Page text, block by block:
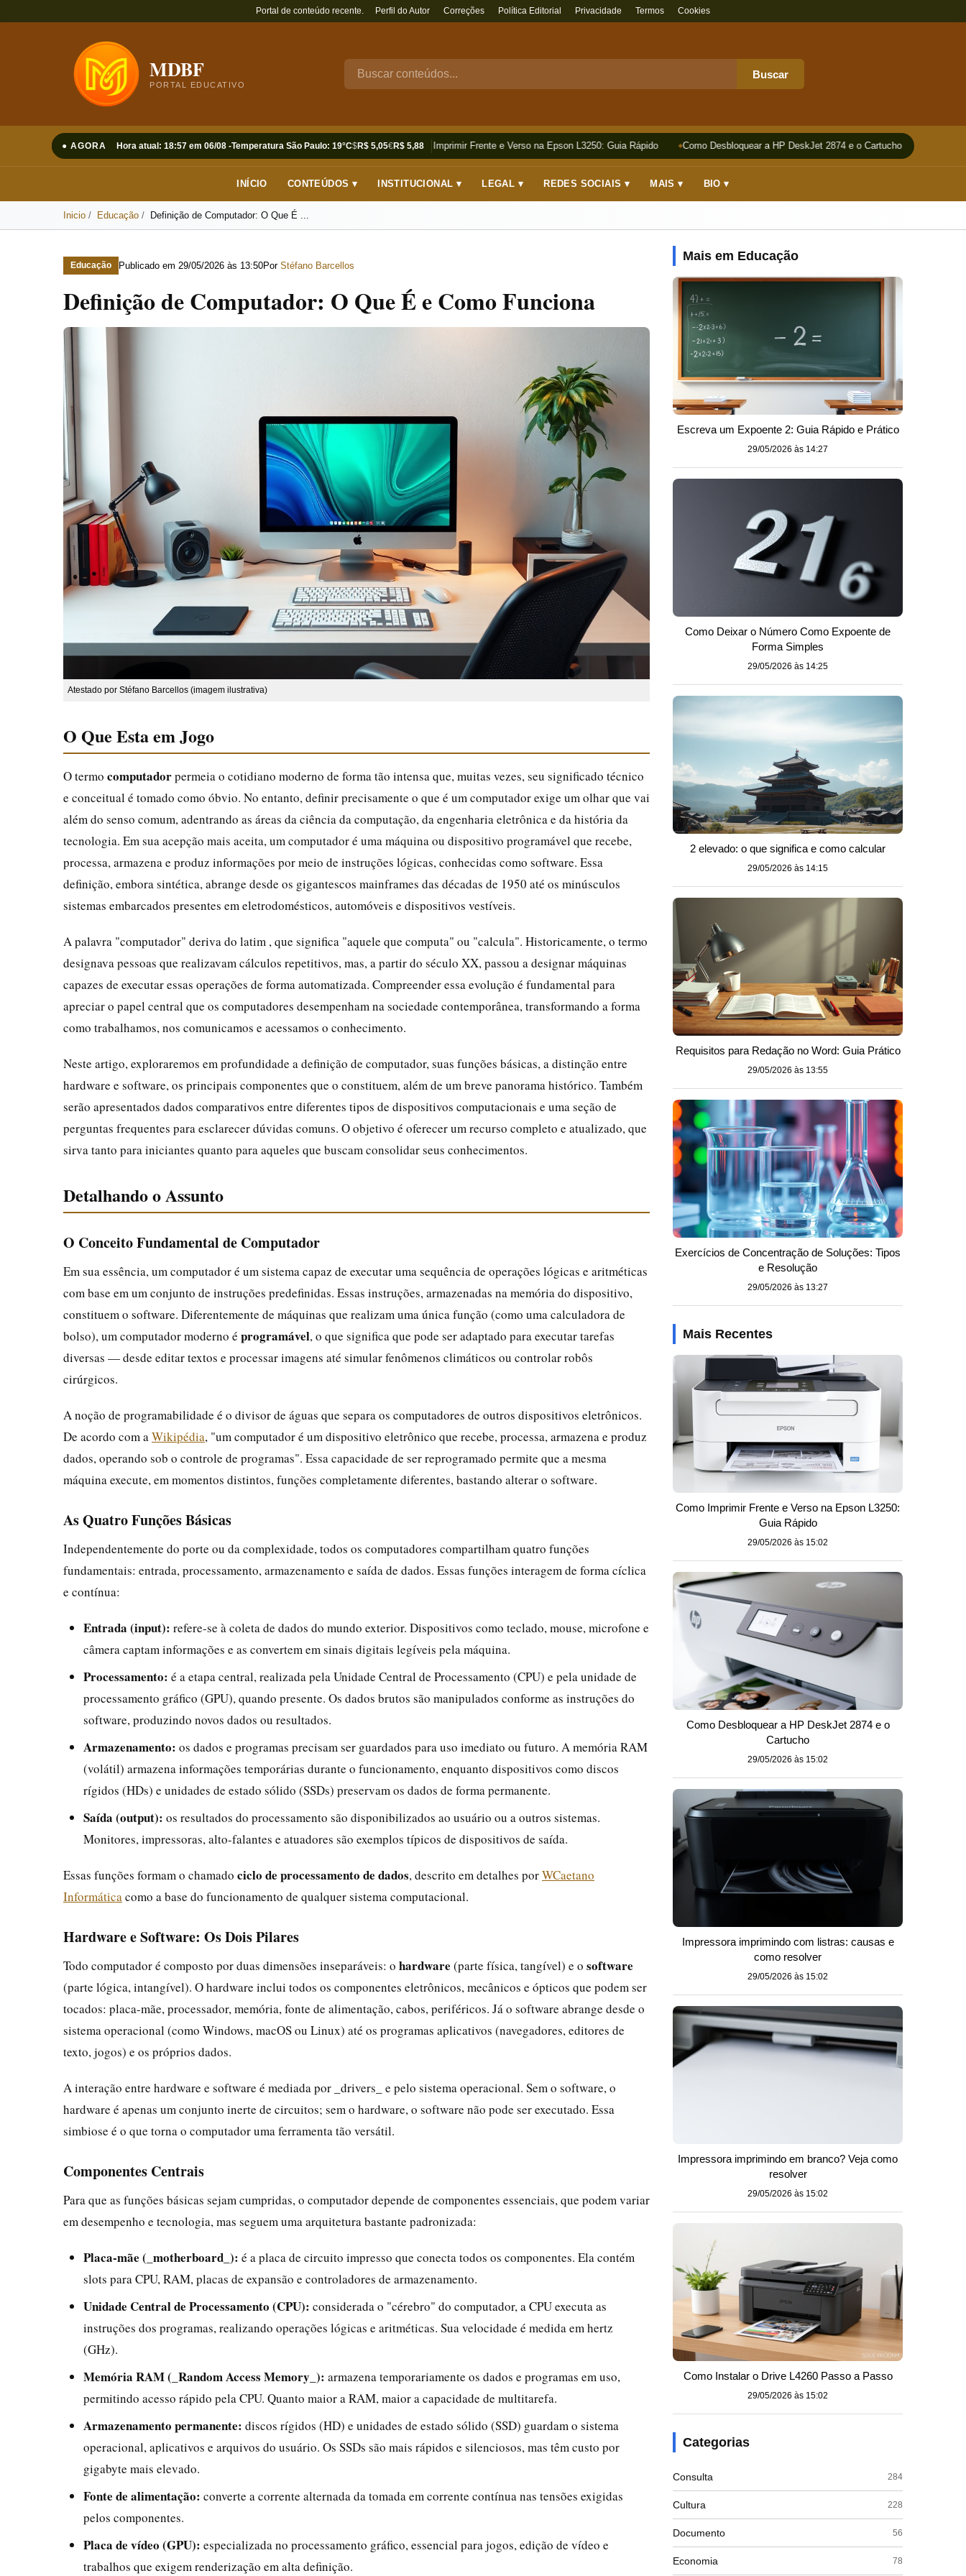
Portal de conteúdo recente. Perfil do Autor Correções Política Editorial Privacidade Termos Cookies
MDBF
PORTAL EDUCATIVO
Buscar
● AGORA Hora atual: 18:57 em 06/08 -Temperatura São Paulo: 19°C$R$ 5,05€R$ 5,88
Como Imprimir Frente e Verso na Epson L3250: Guia Rápido Como Desbloquear a HP DeskJet 2874 e o Cartucho
INÍCIO CONTEÚDOS ▾ INSTITUCIONAL ▾ LEGAL ▾ REDES SOCIAIS ▾ MAIS ▾ BIO ▾
Inicio Educação Definição de Computador: O Que É ...
Educação Publicado em 29/05/2026 às 13:50Por Stéfano Barcellos
Definição de Computador: O Que É e Como Funciona
Atestado por Stéfano Barcellos (imagem ilustrativa)
O Que Esta em Jogo
O termo computadorpermeia o cotidiano moderno de forma tão intensa que, muitas vezes, seu significado técnico
e conceitual é tomado como óbvio. No entanto, definir precisamente o que é um computador exige um olhar que vai
além do senso comum, adentrando as áreas da ciência da computação, da engenharia eletrônica e da história da
tecnologia. Em sua acepção mais aceita, um computador é uma máquina ou dispositivo programável que recebe,
processa, armazena e produz informações por meio de instruções lógicas, conhecidas como software. Essa
definição, embora sintética, abrange desde os gigantescos mainframes das décadas de 1950 até os minúsculos
sistemas embarcados presentes em eletrodomésticos, automóveis e dispositivos vestíveis.
A palavra "computador" deriva do latim , que significa "aquele que computa" ou "calcula". Historicamente, o termo
designava pessoas que realizavam cálculos repetitivos, mas, a partir do século XX, passou a designar máquinas
capazes de executar essas operações de forma automatizada. Compreender essa evolução é fundamental para
apreciar o papel central que os computadores desempenham na sociedade contemporânea, transformando a forma
como trabalhamos, nos comunicamos e acessamos o conhecimento.
Neste artigo, exploraremos em profundidade a definição de computador, suas funções básicas, a distinção entre
hardware e software, os principais componentes que o constituem, além de um breve panorama histórico. Também
serão apresentados dados comparativos entre diferentes tipos de dispositivos computacionais e uma seção de
perguntas frequentes para esclarecer dúvidas comuns. O objetivo é oferecer um recurso completo e atualizado, que
sirva tanto para iniciantes quanto para aqueles que buscam consolidar seus conhecimentos.
Detalhando o Assunto
O Conceito Fundamental de Computador
Em sua essência, um computador é um sistema capaz de executar uma sequência de operações lógicas e aritméticas
com base em um conjunto de instruções predefinidas. Essas instruções, armazenadas na memória do dispositivo,
constituem o software. Diferentemente de máquinas que realizam uma única função (como uma calculadora de
bolso), um computador moderno é programável, o que significa que pode ser adaptado para executar tarefas
diversas — desde editar textos e processar imagens até simular fenômenos climáticos ou controlar robôs
cirúrgicos.
A noção de programabilidade é o divisor de águas que separa os computadores de outros dispositivos eletrônicos.
De acordo com a Wikipédia, "um computador é um dispositivo eletrônico que recebe, processa, armazena e produz
dados, operando sob o controle de programas". Essa capacidade de ser reprogramado permite que a mesma
máquina execute, em momentos distintos, funções completamente diferentes, bastando alterar o software.
As Quatro Funções Básicas
Independentemente do porte ou da complexidade, todos os computadores compartilham quatro funções
fundamentais: entrada, processamento, armazenamento e saída de dados. Essas funções interagem de forma cíclica
e contínua:
Entrada (input): refere-se à coleta de dados do mundo exterior. Dispositivos como teclado, mouse, microfone e
câmera captam informações e as convertem em sinais digitais legíveis pela máquina.
Processamento: é a etapa central, realizada pela Unidade Central de Processamento (CPU) e pela unidade de
processamento gráfico (GPU), quando presente. Os dados brutos são manipulados conforme as instruções do
software, produzindo novos dados ou resultados.
Armazenamento: os dados e programas precisam ser guardados para uso imediato ou futuro. A memória RAM
(volátil) armazena informações temporárias durante o funcionamento, enquanto dispositivos como discos
rígidos (HDs) e unidades de estado sólido (SSDs) preservam os dados de forma permanente.
Saída (output): os resultados do processamento são disponibilizados ao usuário ou a outros sistemas.
Monitores, impressoras, alto-falantes e atuadores são exemplos típicos de dispositivos de saída.
Essas funções formam o chamado ciclo de processamento de dados, descrito em detalhes porWCaetano
Informática como a base do funcionamento de qualquer sistema computacional.
Hardware e Software: Os Dois Pilares
Todo computador é composto por duas dimensões inseparáveis: o hardware (parte física, tangível) e o software
(parte lógica, intangível). O hardware inclui todos os componentes eletrônicos, mecânicos e ópticos que podem ser
tocados: placa-mãe, processador, memória, fonte de alimentação, cabos, periféricos. Já o software abrange desde o
sistema operacional (como Windows, macOS ou Linux) até os programas aplicativos (navegadores, editores de
texto, jogos) e os próprios dados.
A interação entre hardware e software é mediada por _drivers_ e pelo sistema operacional. Sem o software, o
hardware é apenas um conjunto inerte de circuitos; sem o hardware, o software não pode ser executado. Essa
simbiose é o que torna o computador uma ferramenta tão versátil.
Componentes Centrais
Para que as funções básicas sejam cumpridas, o computador depende de componentes essenciais, que podem variar
em desempenho e tecnologia, mas seguem uma arquitetura bastante padronizada:
Placa-mãe (_motherboard_): é a placa de circuito impresso que conecta todos os componentes. Ela contém
slots para CPU, RAM, placas de expansão e controladores de armazenamento.
Unidade Central de Processamento (CPU): considerada o "cérebro" do computador, a CPU executa as
instruções dos programas, realizando operações lógicas e aritméticas. Sua velocidade é medida em hertz
(GHz).
Memória RAM (_Random Access Memory_): armazena temporariamente os dados e programas em uso,
permitindo acesso rápido pela CPU. Quanto maior a RAM, maior a capacidade de multitarefa.
Armazenamento permanente: discos rígidos (HD) e unidades de estado sólido (SSD) guardam o sistema
operacional, aplicativos e arquivos do usuário. Os SSDs são mais rápidos e silenciosos, mas têm custo por
gigabyte mais elevado.
Fonte de alimentação: converte a corrente alternada da tomada em corrente contínua nas tensões exigidas
pelos componentes.
Placa de vídeo (GPU): especializada no processamento gráfico, essencial para jogos, edição de vídeo e
trabalhos que exigem renderização em alta definição.
Mais em Educação
Escreva um Expoente 2: Guia Rápido e Prático
29/05/2026 às 14:27
Como Deixar o Número Como Expoente de
Forma Simples
29/05/2026 às 14:25
2 elevado: o que significa e como calcular
29/05/2026 às 14:15
Requisitos para Redação no Word: Guia Prático
29/05/2026 às 13:55
Exercícios de Concentração de Soluções: Tipos
e Resolução
29/05/2026 às 13:27
Mais Recentes
Como Imprimir Frente e Verso na Epson L3250:
Guia Rápido
29/05/2026 às 15:02
Como Desbloquear a HP DeskJet 2874 e o
Cartucho
29/05/2026 às 15:02
Impressora imprimindo com listras: causas e
como resolver
29/05/2026 às 15:02
Impressora imprimindo em branco? Veja como
resolver
29/05/2026 às 15:02
Como Instalar o Drive L4260 Passo a Passo
29/05/2026 às 15:02
Categorias
Consulta 284
Cultura 228
Documento 56
Economia 78